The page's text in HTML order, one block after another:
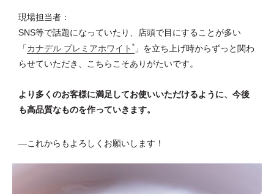
現場担当者：
SNS等で話題になっていたり、店頭で目にすることが多い
「カナデル プレミアホワイト * 」を立ち上げ時からずっと関わ
らせていただき、こちらこそありがたいです。
より多くのお客様に満足してお使いいただけるように、今後
も高品質なものを作っていきます。
―これからもよろしくお願いします！